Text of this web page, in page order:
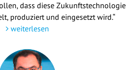
dass diese Zukunftstechnologie
produziert und eingesetzt wird.“
weiterlesen